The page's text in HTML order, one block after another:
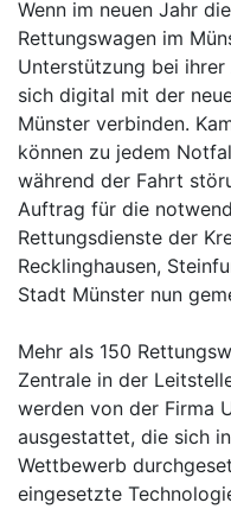
Wenn im neuen Jahr
Rettungswagen im
Unterstützung bei
sich digital mit der
Münster verbinden.
können zu jedem
während der Fahrt
Auftrag für die
Rettungsdienste der
Recklinghausen,
Stadt Münster nun
Mehr als 150
Zentrale in der
werden von der Firma
ausgestattet, die sich
Wettbewerb
eingesetzte